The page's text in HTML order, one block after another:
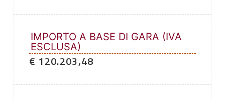
IMPORTO A BASE DI GARA (IVA
ESCLUSA)
€ 120.203,48